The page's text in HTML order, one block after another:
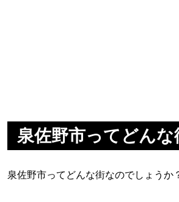
泉佐野市ってどんな
泉佐野市ってどんな街なのでしょうか